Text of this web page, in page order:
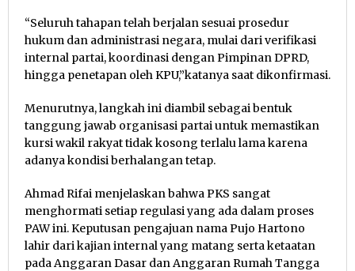
“Seluruh tahapan telah berjalan sesuai prosedur
hukum dan administrasi negara, mulai dari verifikasi
internal partai, koordinasi dengan Pimpinan DPRD,
hingga penetapan oleh KPU,”katanya saat dikonfirmasi.
Menurutnya, langkah ini diambil sebagai bentuk
tanggung jawab organisasi partai untuk memastikan
kursi wakil rakyat tidak kosong terlalu lama karena
adanya kondisi berhalangan tetap.
Ahmad Rifai menjelaskan bahwa PKS sangat
menghormati setiap regulasi yang ada dalam proses
PAW ini. Keputusan pengajuan nama Pujo Hartono
lahir dari kajian internal yang matang serta ketaatan
pada Anggaran Dasar dan Anggaran Rumah Tangga